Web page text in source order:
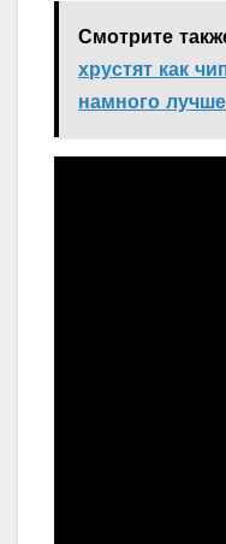
Смотрите
хрустят как
намного лучше